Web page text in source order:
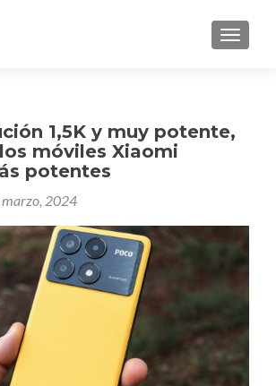
1,5K y muy potente,
móviles Xiaomi
potentes
2024